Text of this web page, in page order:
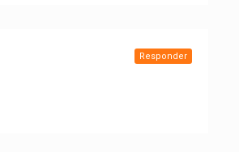
Responder